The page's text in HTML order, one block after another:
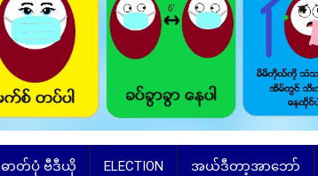
ဓာတ်ပုံ ဗီဒီယို ELECTION အယ်ဒီတာ့အာဘော်